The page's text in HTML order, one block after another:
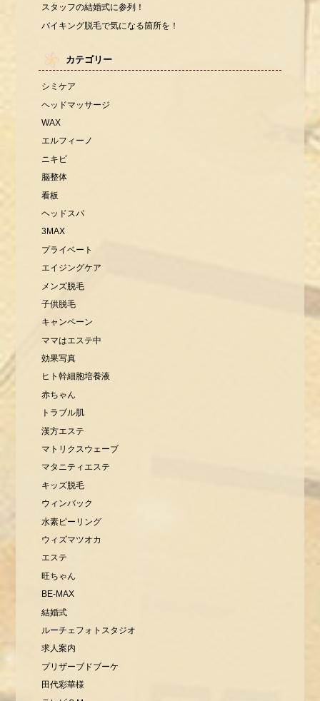
スタッフの結婚式に参列！
バイキング脱毛で気になる箇所を！
カテゴリー
シミケア
ヘッドマッサージ
WAX
エルフィーノ
ニキビ
脳整体
看板
ヘッドスパ
3MAX
プライベート
エイジングケア
メンズ脱毛
子供脱毛
キャンペーン
ママはエステ中
効果写真
ヒト幹細胞培養液
赤ちゃん
トラブル肌
漢方エステ
マトリクスウェーブ
マタニティエステ
キッズ脱毛
ウィンバック
水素ピーリング
ウィズマツオカ
エステ
旺ちゃん
BE-MAX
結婚式
ルーチェフォトスタジオ
求人案内
プリザーブドブーケ
田代彩華様